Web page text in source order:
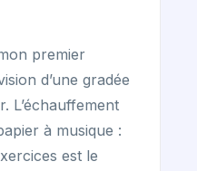
premier
d’une gradée
L’échauffement
à musique :
est le